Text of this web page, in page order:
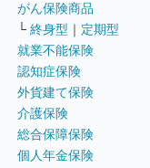
がん保険商品
└ 終身型 ｜ 定期型
就業不能保険
認知症保険
外貨建て保険
介護保険
総合保障保険
個人年金保険